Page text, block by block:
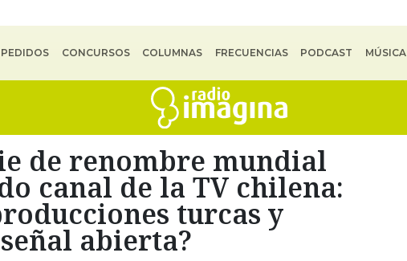
PEDIDOS CONCURSOS COLUMNAS FRECUENCIAS PODCAST MÚSICA
de renombre mundial
canal de la TV chilena:
turcas y
abierta?